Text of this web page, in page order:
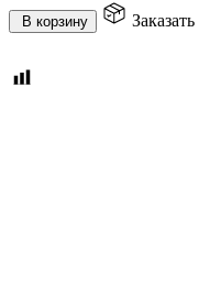
В корзину Заказать